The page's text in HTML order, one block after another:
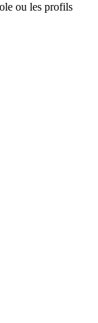
ou les profils